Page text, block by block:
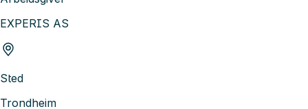
EXPERIS AS
Sted
Trondheim